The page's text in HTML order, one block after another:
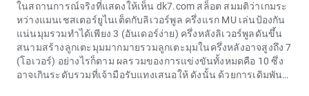
ในสถานการณ์จริงที่แสดงให้เห็น dk7.com สล็อต สมมติว่าเกมระ
หว่างแมนเชสเตอร์ยูไนเต็ดกับลิเวอร์พูล ครึ่งแรก MU เล่นป้องกัน
แน่นมุมรวมทำได้เพียง 3 (อันเดอร์ง่าย) ครึ่งหลังลิเวอร์พูลดันขึ้น
สนามสร้างลูกเตะมุมมากมายรวมลูกเตะมุมในครึ่งหลังอาจสูงถึง 7
(โอเวอร์) อย่างไรก็ตาม ผลรวมของการแข่งขันทั้งหมดคือ 10 ซึ่ง
อาจเกินระดับรวมที่เจ้ามือรับแทงเสนอให้ ดังนั้น ด้วยการเดิมพัน